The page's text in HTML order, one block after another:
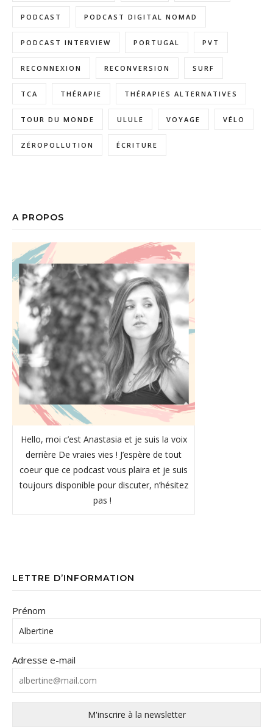
PODCAST PODCAST DIGITAL NOMAD
PODCAST INTERVIEW PORTUGAL PVT
RECONNEXION RECONVERSION SURF
TCA THÉRAPIE THÉRAPIES ALTERNATIVES
TOUR DU MONDE ULULE VOYAGE VÉLO
ZÉROPOLLUTION ÉCRITURE
A PROPOS
Hello, moi c’est Anastasia et je suis la voix
derrière De vraies vies ! J’espère de tout
coeur que ce podcast vous plaira et je suis
toujours disponible pour discuter, n’hésitez
pas !
LETTRE D’INFORMATION
Prénom
Adresse e-mail